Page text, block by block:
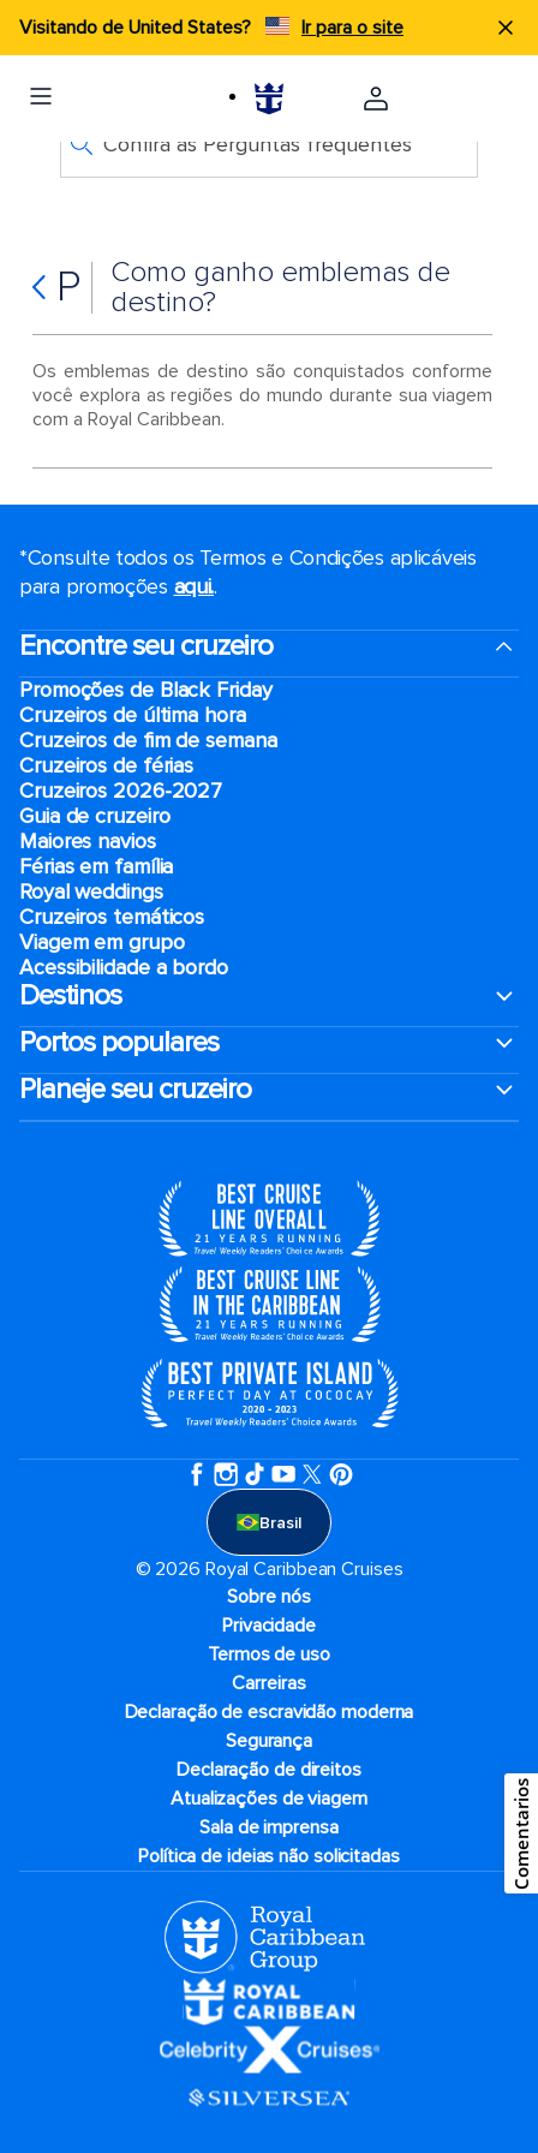
Visitando de United States? Ir para o site
Confira as Perguntas frequentes
P
Como ganho emblemas de
destino?
Os emblemas de destino são conquistados conforme
você explora as regiões do mundo durante sua viagem
com a Royal Caribbean.
*Consulte todos os Termos e Condições aplicáveis ​​
para promoções aqui..
Encontre seu cruzeiro
Promoções de Black Friday
Cruzeiros de última hora
Cruzeiros de fim de semana
Cruzeiros de férias
Cruzeiros 2026-2027
Guia de cruzeiro
Maiores navios
Férias em família
Royal weddings
Cruzeiros temáticos
Viagem em grupo
Acessibilidade a bordo
Destinos
Portos populares
Planeje seu cruzeiro
Brasil
© 2026 Royal Caribbean Cruises
Sobre nós
Privacidade
Termos de uso
Carreiras
Declaração de escravidão moderna
Segurança
Declaração de direitos
Atualizações de viagem
Sala de imprensa
Política de ideias não solicitadas
Comentarios